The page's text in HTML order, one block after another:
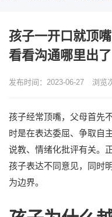
孩子一开口就顶
看看沟通哪里出
发布时间：2023-06-27 浏览
孩子经常顶嘴，父母首先
时是在表达委屈、争取自
说教、情绪化批评有关。
孩子表达不同意见，同时
为边界。